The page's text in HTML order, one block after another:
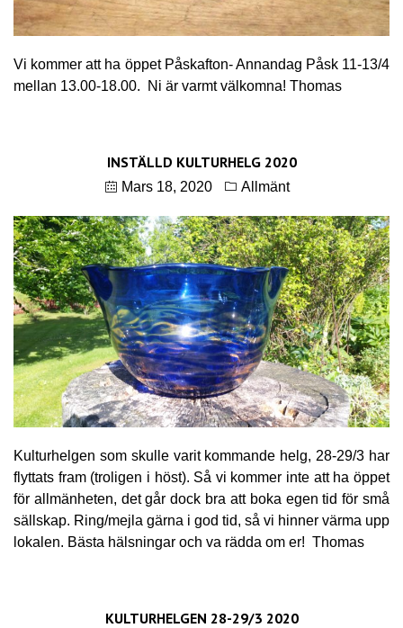
Vi kommer att ha öppet Påskafton- Annandag Påsk 11-13/4
mellan 13.00-18.00. Ni är varmt välkomna! Thomas
INSTÄLLD KULTURHELG 2020
Mars 18, 2020 Allmänt
Kulturhelgen som skulle varit kommande helg, 28-29/3 har
flyttats fram (troligen i höst). Så vi kommer inte att ha öppet
för allmänheten, det går dock bra att boka egen tid för små
sällskap. Ring/mejla gärna i god tid, så vi hinner värma upp
lokalen. Bästa hälsningar och va rädda om er! Thomas
KULTURHELGEN 28-29/3 2020